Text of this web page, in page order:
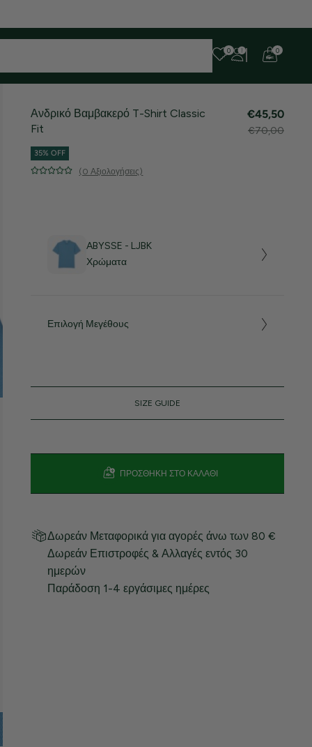
0 0
Ανδρικό Βαμβακερό T-Shirt Classic
Fit
€45,50
€70,00
35% OFF
(0 Αξιολογήσεις)
ABYSSE - LJBK
Χρώματα
Επιλογή Μεγέθους
SIZE GUIDE
ΠΡΟΣΘΉΚΗ ΣΤΟ ΚΑΛΆΘΙ
Δωρεάν Μεταφορικά για αγορές άνω των 80 €
Δωρεάν Επιστροφές & Αλλαγές εντός 30
ημερών
Παράδοση 1-4 εργάσιμες ημέρες